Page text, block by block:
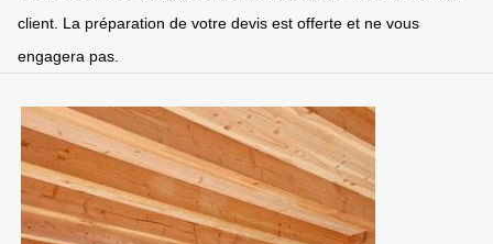
client. La préparation de votre devis est offerte et ne vous
engagera pas.